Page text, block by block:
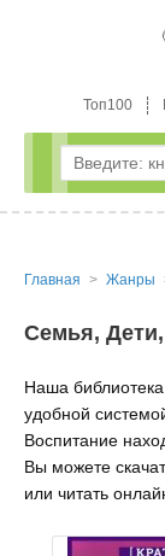
Топ100
Главная Жанры
Семья,
Наша
удобной
Воспитание
Вы можете
или читать